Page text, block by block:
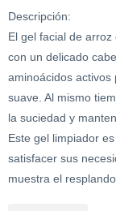
Descripción:
El gel facial de
con un delicado
aminoácidos
suave. Al mismo
la suciedad y
Este gel limpiador
satisfacer sus
muestra el